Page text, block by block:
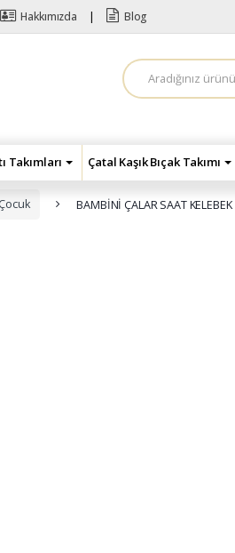
Hakkımızda Blog
A
r
a
Takımları Çatal Kaşık Bıçak Takımı
Çocuk BAMBİNİ ÇALAR SAAT KELEBEK